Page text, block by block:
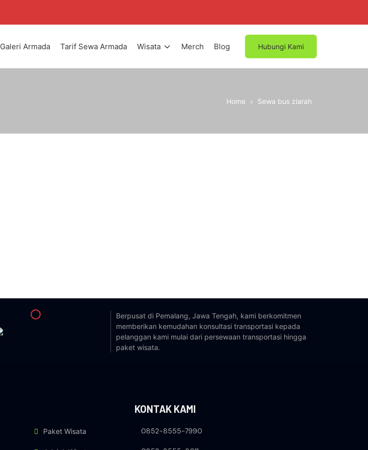
Galeri Armada Tarif Sewa Armada Wisata Merch Blog Hubungi Kami
Home Sewa bus ziarah
Berpusat di Pemalang, Jawa Tengah, kami berkomitmen
memberikan kemudahan konsultasi transportasi kepada
pelanggan kami mulai dari persewaan transportasi hingga
paket wisata.
Paket Wisata
KONTAK KAMI
0852-8555-7990